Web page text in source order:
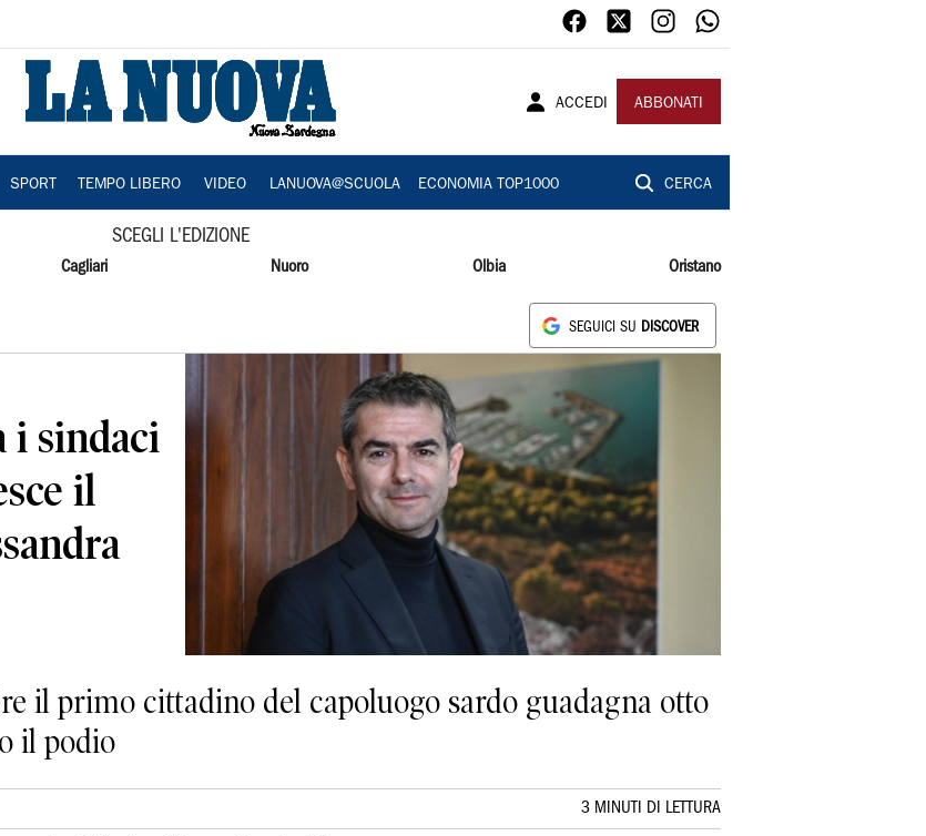
ACCEDI ABBONATI
SPORT TEMPO LIBERO VIDEO LANUOVA@SCUOLA ECONOMIA TOP1000 CERCA
SCEGLI L'EDIZIONE
Cagliari Nuoro Olbia Oristano
SEGUICI SU DISCOVER
i sindaci
il
il primo cittadino del capoluogo sardo guadagna otto
il podio
3 MINUTI DI LETTURA